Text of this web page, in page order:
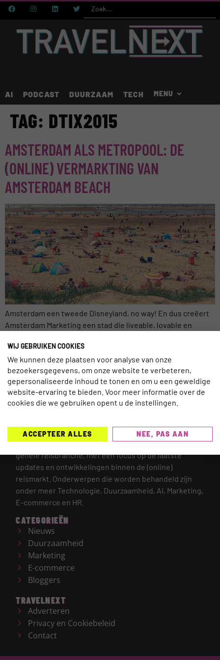
AI PODCAST DUURZAAM TECH
TAG: DTIX2015
AMSTERDAM ALS METROPOOL: DE
(ONLINE) VERMARKTING VAN
AMSTERDAM BEACH
Amsterdam een tweede Disneyland, no way! En dus creëert
Amsterdam Marketing een stad die liveable, lovable en
#DTIC2015, die wij live mee volgden half november,
gingen Fieke Flier & Ruben de Boer van Amsterdam
Marketing in op de vermarkting van Amsterdam, inclusief
‘The Amsterdam Beach’. Waar liggen […]
TRAVELNEXT is hét leading kennisplatform voor de
gehele reisbranche, met een focus op de laatste
updates en ontwikkelingen binnen de (online)
reismarkt. Onderwerpen die worden behandeld zijn
onder meer Technologie, Duurzaamheid, AI, Marketing,
E-commerce en HR.
CATEGORIEËN
Nieuws
Duurzaamheid
Marketing
E-commerce
Bloggers
TRAVELNEXT
Adverteren
Privacy en Cookiebeleid
Contact
WIJ GEBRUIKEN COOKIES
We kunnen deze plaatsen voor analyse van onze
bezoekersgegevens, om onze website te verbeteren,
gepersonaliseerde inhoud te tonen en om u een geweldige
website-ervaring te bieden. Voor meer informatie over de
cookies die we gebruiken opent u de instellingen.
ACCEPTEER ALLES NEE, PAS AAN